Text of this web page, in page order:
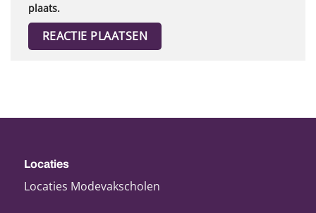
plaats.
Locaties
Locaties Modevakscholen